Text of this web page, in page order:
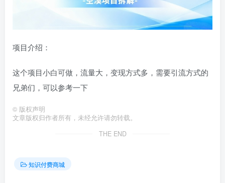
项目介绍：
这个项目小白可做，流量大，变现方式多，需要引流方式的
兄弟们，可以参考一下
© 版权声明
文章版权归作者所有，未经允许请勿转载。
THE END
知识付费商城